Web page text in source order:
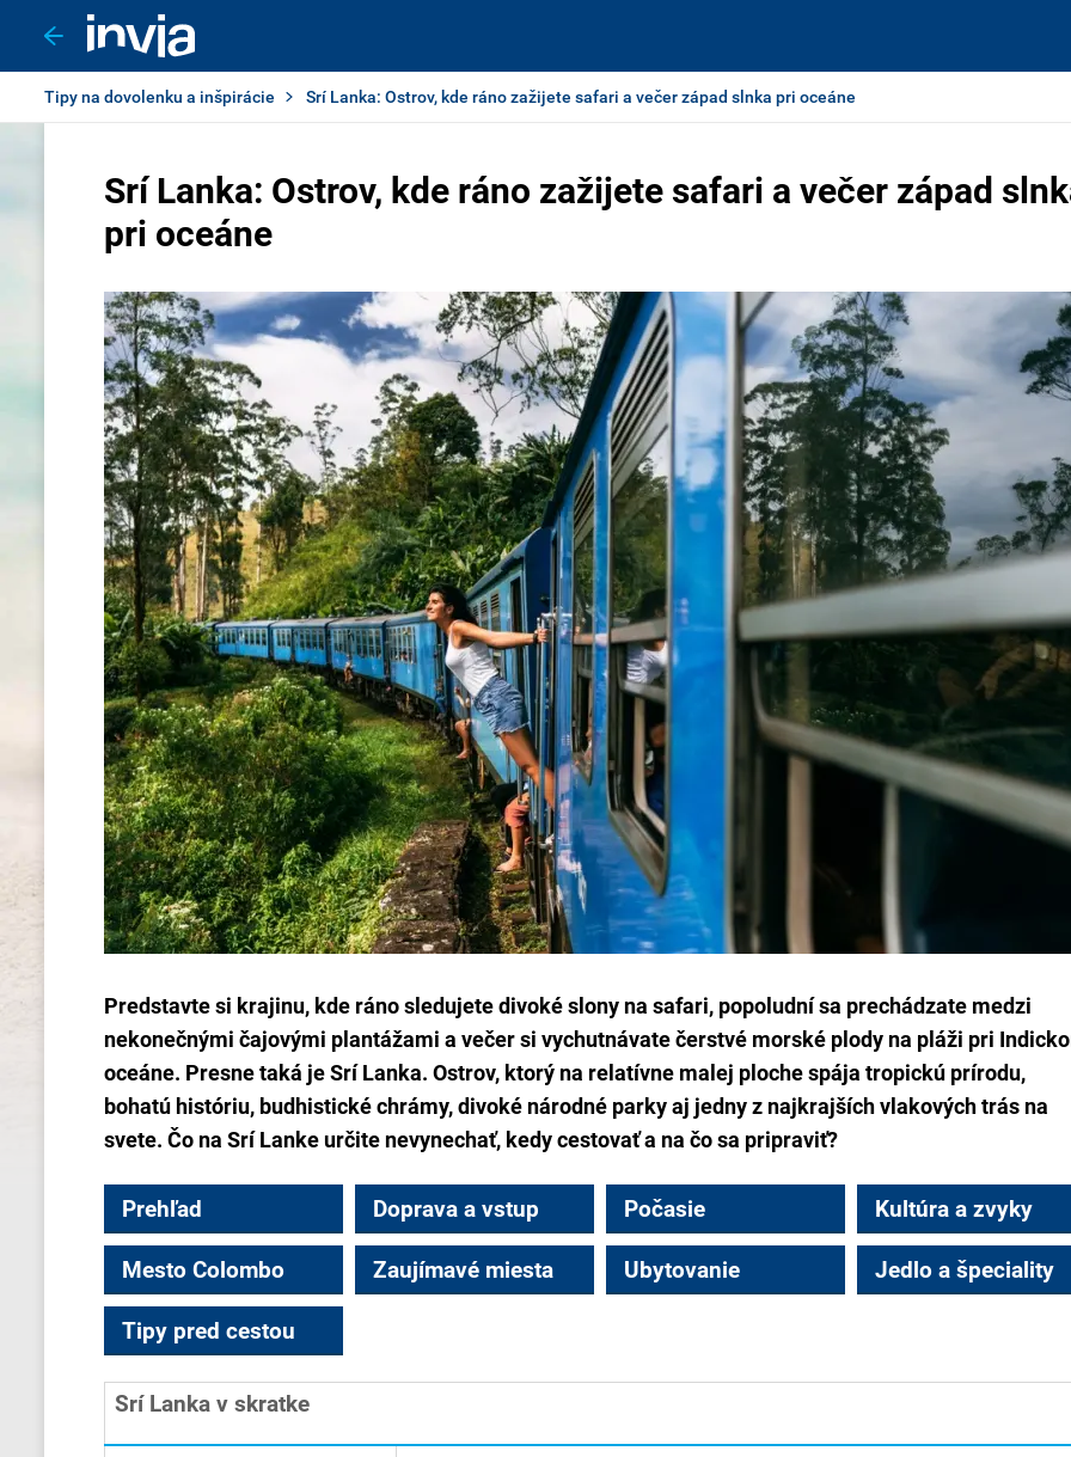
Tipy na dovolenku a inšpirácie Srí Lanka: Ostrov, kde ráno zažijete safari a večer západ slnka pri oceáne
Srí Lanka: Ostrov, kde ráno zažijete safari a večer západ
pri oceáne
Predstavte si krajinu, kde ráno sledujete divoké slony na safari, popoludní sa prechádzate medzi
nekonečnými čajovými plantážami a večer si vychutnávate čerstvé morské plody na pláži pri
oceáne. Presne taká je Srí Lanka. Ostrov, ktorý na relatívne malej ploche spája tropickú prírodu,
bohatú históriu, budhistické chrámy, divoké národné parky aj jedny z najkrajších vlakových trás na
svete. Čo na Srí Lanke určite nevynechať, kedy cestovať a na čo sa pripraviť?
Prehľad Doprava a vstup Počasie Kultúra a zvyky
Mesto Colombo Zaujímavé miesta Ubytovanie Jedlo a špeciality
Tipy pred cestou
Srí Lanka v skratke